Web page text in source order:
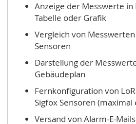
Anzeige der Messwerte
Tabelle oder Grafik
Vergleich von
Sensoren
Darstellung der
Gebäudeplan
Fernkonfiguration von
Sigfox Sensoren (maximal
Versand von Alarm-E-